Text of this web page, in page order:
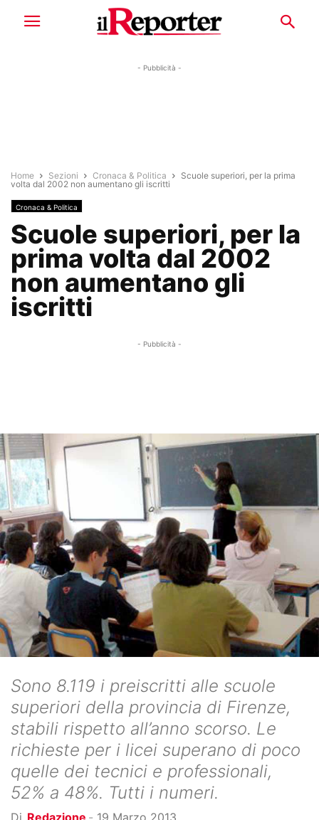
- Pubblicità -
Home Sezioni Cronaca & Politica
Scuole superiori, per la prima
volta dal 2002 non aumentano gli iscritti
Cronaca & Politica
Scuole superiori, per la
prima volta dal 2002
non aumentano gli
iscritti
- Pubblicità -
Sono 8.119 i preiscritti alle scuole
superiori della provincia di Firenze,
stabili rispetto all’anno scorso. Le
richieste per i licei superano di poco
quelle dei tecnici e professionali,
52% a 48%. Tutti i numeri.
Di Redazione - 19 Marzo 2013